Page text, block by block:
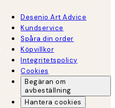
Desenio Art Advice
Kundservice
Spåra din order
Köpvillkor
Integritetspolicy
Cookies
Begäran om
avbeställning
Hantera cookies